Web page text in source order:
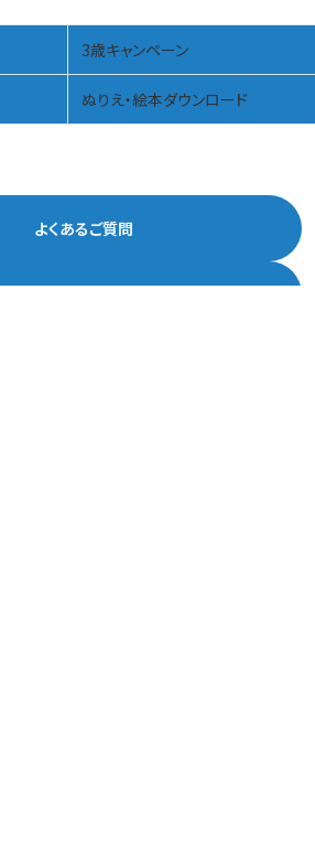
3歳キャンペーン
ぬりえ・絵本ダウンロード
よくあるご質問